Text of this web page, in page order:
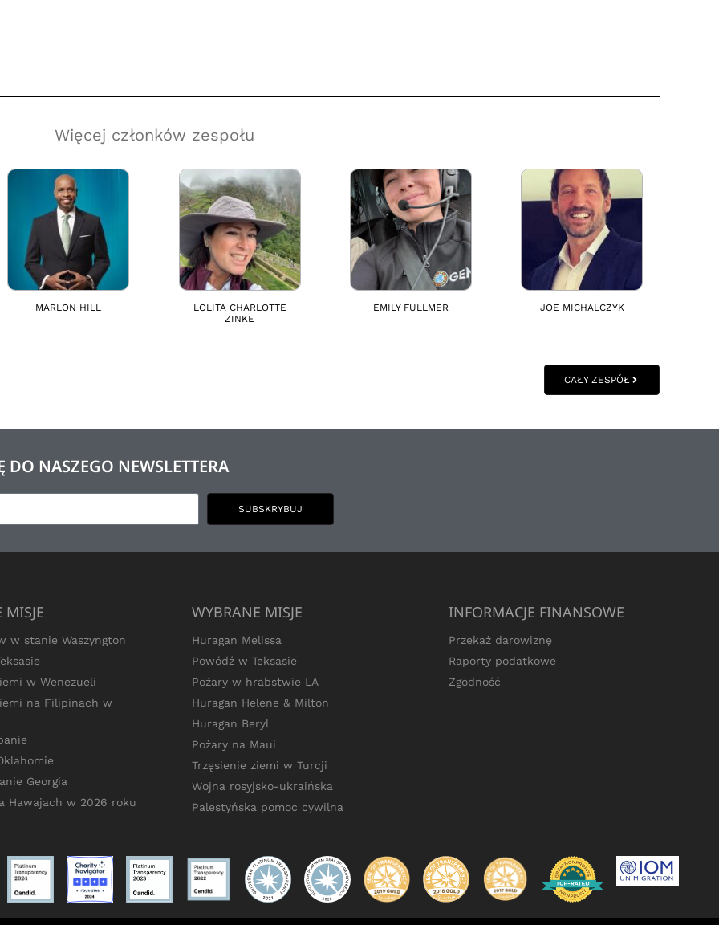
Więcej członków zespołu
MARLON HILL
LOLITA CHARLOTTE
ZINKE
EMILY FULLMER JOE MICHALCZYK
CAŁY ZESPÓŁ
NASZEGO NEWSLETTERA
SUBSKRYBUJ
MISJE
w stanie Waszyngton
w Wenezueli
na Filipinach w
Georgia
Hawajach w 2026 roku
WYBRANE MISJE
Huragan Melissa
Powódź w Teksasie
Pożary w hrabstwie LA
Huragan Helene & Milton
Huragan Beryl
Pożary na Maui
Trzęsienie ziemi w Turcji
Wojna rosyjsko-ukraińska
Palestyńska pomoc cywilna
INFORMACJE FINANSOWE
Przekaż darowiznę
Raporty podatkowe
Zgodność